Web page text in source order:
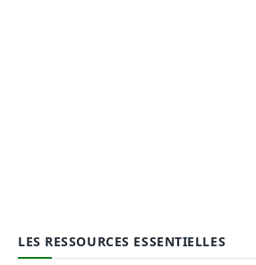
LES RESSOURCES ESSENTIELLES